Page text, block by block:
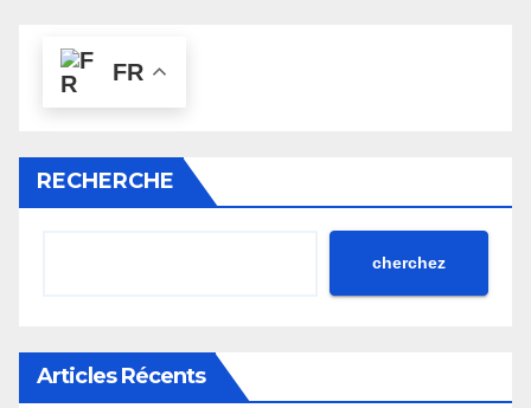
FR
RECHERCHE
cherchez
Articles Récents